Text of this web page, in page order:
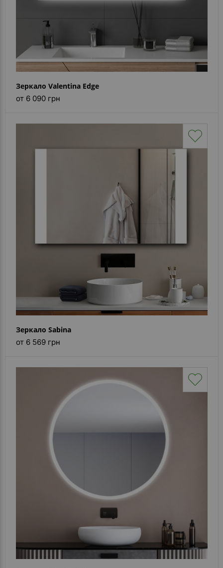
Зеркало Valentina Edge
от 6 090 грн
Зеркало Sabina
от 6 569 грн